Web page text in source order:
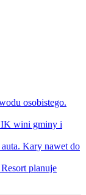
osobistego.
wini gminy i
Kary nawet do
planuje